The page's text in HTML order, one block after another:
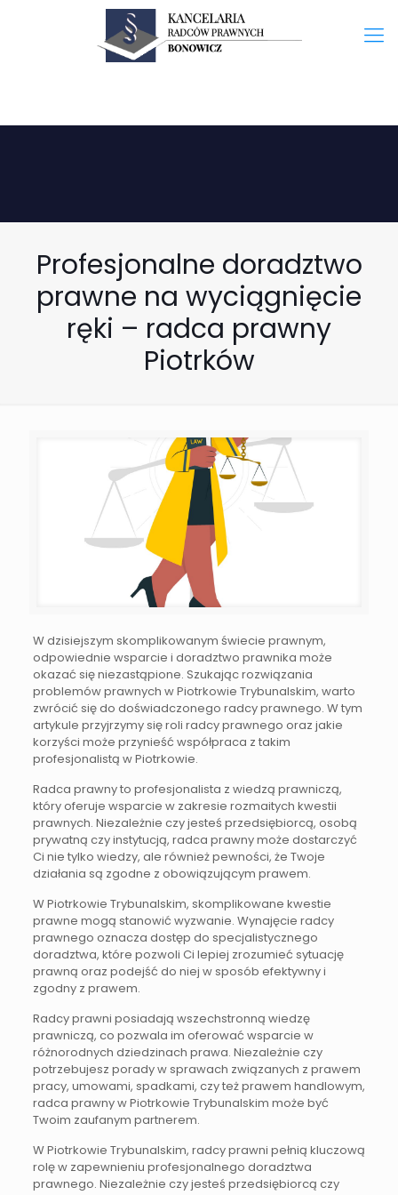
Profesjonalne doradztwo
prawne na wyciągnięcie
ręki – radca prawny
Piotrków
W dzisiejszym skomplikowanym świecie prawnym,
odpowiednie wsparcie i doradztwo prawnika może
okazać się niezastąpione. Szukając rozwiązania
problemów prawnych w Piotrkowie Trybunalskim, warto
zwrócić się do doświadczonego radcy prawnego. W tym
artykule przyjrzymy się roli radcy prawnego oraz jakie
korzyści może przynieść współpraca z takim
profesjonalistą w Piotrkowie.
Radca prawny to profesjonalista z wiedzą prawniczą,
który oferuje wsparcie w zakresie rozmaitych kwestii
prawnych. Niezależnie czy jesteś przedsiębiorcą, osobą
prywatną czy instytucją, radca prawny może dostarczyć
Ci nie tylko wiedzy, ale również pewności, że Twoje
działania są zgodne z obowiązującym prawem.
W Piotrkowie Trybunalskim, skomplikowane kwestie
prawne mogą stanowić wyzwanie. Wynajęcie radcy
prawnego oznacza dostęp do specjalistycznego
doradztwa, które pozwoli Ci lepiej zrozumieć sytuację
prawną oraz podejść do niej w sposób efektywny i
zgodny z prawem.
Radcy prawni posiadają wszechstronną wiedzę
prawniczą, co pozwala im oferować wsparcie w
różnorodnych dziedzinach prawa. Niezależnie czy
potrzebujesz porady w sprawach związanych z prawem
pracy, umowami, spadkami, czy też prawem handlowym,
radca prawny w Piotrkowie Trybunalskim może być
Twoim zaufanym partnerem.
W Piotrkowie Trybunalskim, radcy prawni pełnią kluczową
rolę w zapewnieniu profesjonalnego doradztwa
prawnego. Niezależnie czy jesteś przedsiębiorcą czy